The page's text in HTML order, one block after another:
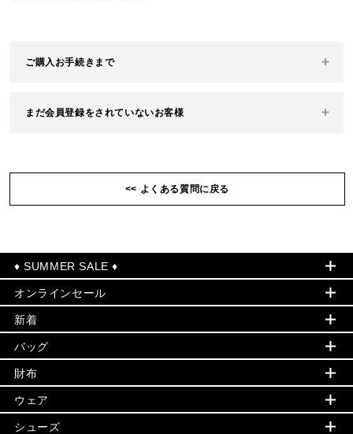
ご購入お手続きまで
商品の詳細ページで、サイズ・色や数量を選択してから
商品の数量を変更される場合は、ショッピングカート画面
の中で数量をご変更ください。
リックしてください。
お買い物を続けている間は、いつでも画面右上の「カー
ト」をクリックするとカート画面に戻ることができます。
ステップ３: ご購入手続きへ進む
商品のご購入準備ができましたら、「購入手続きへ」をク
リックしてください。
※カート内商品の消失について
ショッピングカートシステムは、ご注文を確定されるまで
は購入が完了しておりません。
まだ会員登録をされていないお客様
新規会員登録はこちら
登録されたご住所へ送る場合は、一覧より選択してくださ
い。
ご住所等を新たに入力してください。
商品お届けの配達日時をご指定されたい場合は、ご希望の
お支払い方法を選択してください。お支払いの際には、ク
レジットカード、商品代引き、Amazon payをご利用いた
<< よくある質問に戻る
♦ SUMMER SALE ♦
セールおすすめアイテム
▶ ウィメンズ
バッグ
財布
小物
シューズ・靴
ウェア
オンラインセール
PRODUCT OF THE MONTH - 今月の特別価格
再値下げアイテム
追加アイテム
旗艦店からアウトレットに入荷
▶ ウィメンズすべて(ウェア・シューズ除く)
新着
初夏のスタイル
▶ すべて
▶ ウィメンズすべて
バッグ
バッグ
人気の定番アイテム
日本限定 - バッグ
▶ ウィメンズすべて
財布
日本限定 - 財布・小物
▶ ウィメンズすべて
ウェア
シューズ